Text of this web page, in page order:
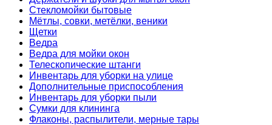
Стекломойки бытовые
Мётлы, совки, метёлки, веники
Щетки
Ведра
Ведра для мойки окон
Телескопические штанги
Инвентарь для уборки на улице
Дополнительные приспособления
Инвентарь для уборки пыли
Сумки для клининга
Флаконы, распылители, мерные тары